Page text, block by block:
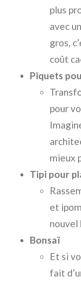
plus
avec
gros,
coût
Piquets
pour
mieux
Tipi pour
et
nouvel
Bonsaï
Et si
fait